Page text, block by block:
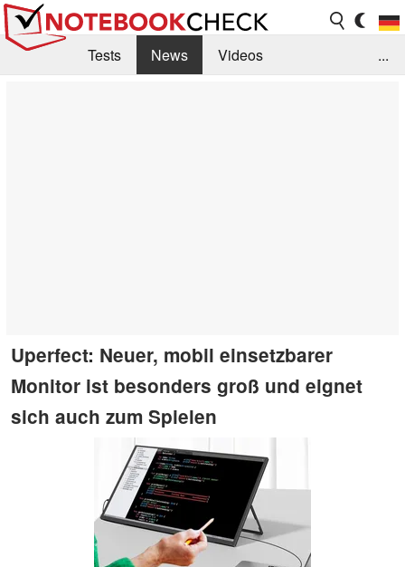
Tests News
Videos
...
Uperfect: Neuer, mobil einsetzbarer
Monitor ist besonders groß und eignet
sich auch zum Spielen